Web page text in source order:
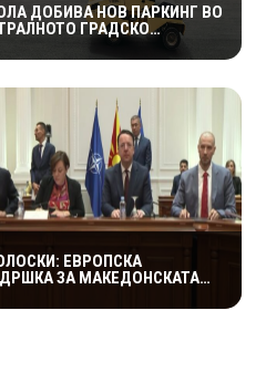
ДОБИВА НОВ ПАРКИНГ ВО
ГРАДСКО
– ИЗГРАДБАТА Е ВО
ФАЗА
ЕВРОПСКА
ЗА МАКЕДОНСКАТА
ЕВРА ЗА ПРУГАТА КОН